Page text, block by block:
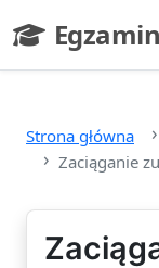
- strona
Strona główna
Zaciąganie